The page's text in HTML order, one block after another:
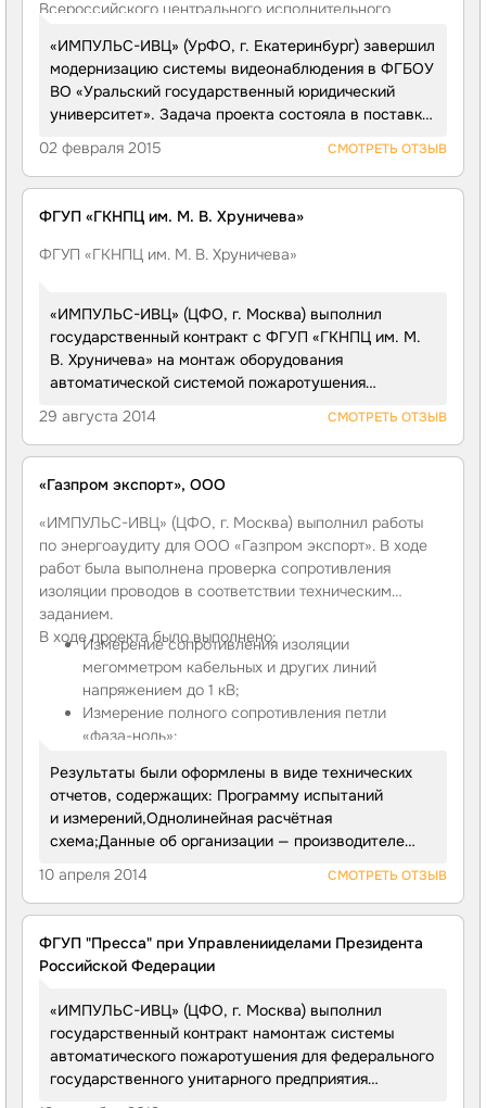
Всероссийского центрального исполнительного
институт советского права, который приказом
по Народному комиссариату юстиции от 10 июля 1934
года № 307 переведен из г. Иркутска в г. Свердловск
и переименован в 1935 году в
Свердловский юридический институт.
является Министерство образования и науки
Российской Федерации.
«ИМПУЛЬС-ИВЦ» (УрФО, г. Екатеринбург) завершил
модернизацию системы видеонаблюдения в ФГБОУ
ВО «Уральский государственный юридический
университет». Задача проекта состояла в поставке,
и центрального видеорегистратора для реализации
возможности объединения наблюдения
в единую сеть. Были выполнены работы
по монтажу и настройке дополнительных 12 камер
контракта составила 0,4 млн. руб.
02 февраля 2015 СМОТРЕТЬ ОТЗЫВ
ФГУП «ГКНПЦ им. М. В. Хруничева»
ФГУП «ГКНПЦ им. М. В. Хруничева»
«ИМПУЛЬС-ИВЦ» (ЦФО, г. Москва) выполнил
государственный контракт с ФГУП «ГКНПЦ им. М.
В. Хруничева» на монтаж оборудования
автоматической системой пожаротушения
Техническое задание на монтаж системы
автоматического пожаротушения, в частности,
водопроводных труб с гидравлическим испытанием
диаметром: 50 и 75 мм; 2. Монтаж опорных
конструкций и прокладку трубопроводов
водоснабжения из стальных водогазопроводных
оцинкованных труб диаметром: 80 мм 3.
Устройство железобетонных фундаментов общего
назначения объемом: от 5 м³ до 25 м³ 4. Монтаж
защитных ограждений оборудования и опорных
стоек 5. Огрунтовку и покраску поверхностей, 6.
Врезку в существующие сети водопровода
из стальных труб, 7. организация новых колодцев
пожарной сигнализации и системы оповещения
и управления эвакуацией людей при пожаре
«ИМПУЛЬС-ИВЦ» выполнил работы в срок и без
существенных замечаний.
29 августа 2014 СМОТРЕТЬ ОТЗЫВ
«Газпром экспорт», ООО
«ИМПУЛЬС-ИВЦ» (ЦФО, г. Москва) выполнил работы
по энергоаудиту для ООО «Газпром экспорт». В ходе
работ была выполнена проверка сопротивления
изоляции проводов в соответствии техническим
заданием.
В ходе проекта было выполнено:
Измерение сопротивления изоляции
мегомметром кабельных и других линий
напряжением до 1 кВ;
Измерение полного сопротивления петли
«фаза-ноль»;
цепи между заземлителями и заземленными
элементами);
Результаты были оформлены в виде технических
отчетов, содержащих: Программу испытаний
и измерений,Однолинейная расчётная
схема;Данные об организации — производителе
о регистрации электролаборатории, выданных ФГУ
«Мосэнергонадзор»;Протокол визуального осмотра
по установленной форме;Ведомость дефектов.
Общая стоимость проекта составила 549 000 руб.
10 апреля 2014 СМОТРЕТЬ ОТЗЫВ
ФГУП "Пресса" при Управленииделами Президента
Российской Федерации
«ИМПУЛЬС-ИВЦ» (ЦФО, г. Москва) выполнил
государственный контракт намонтаж системы
автоматического пожаротушения для федерального
государственного унитарного предприятия